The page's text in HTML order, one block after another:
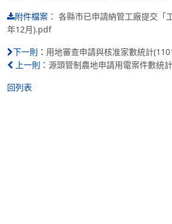
附件檔案 ： 各縣市已申請納管工廠提交「
年12月).pdf
下一則： 用地審查申請與核准家數統計
上一則： 源頭管制農地申請用電案件數統
回列表